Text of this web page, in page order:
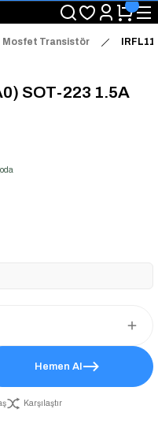
Aynı Gün Kargo Avantajı!
Hemen Teslim."
Kaçırmayın!"
Mosfet Transistör
SOT-223 1.5A
Hemen Al
Karşılaştır